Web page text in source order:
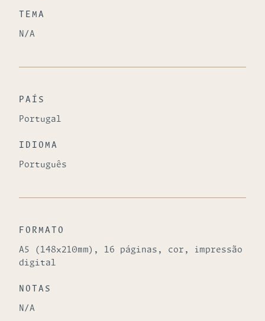
TEMA
N/A
PAÍS
Portugal
IDIOMA
Português
FORMATO
A5 (148x210mm), 16 páginas, cor, impressão
digital
NOTAS
N/A